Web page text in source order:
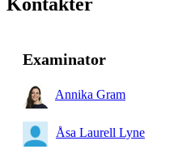
Examinator
Annika Gram
Åsa Laurell Lyne